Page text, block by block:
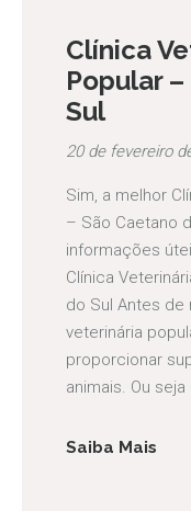
Clínica
Popular
Sul
20 de fevereiro
Sim, a melhor
– São Caetano
informações
Clínica
do Sul Antes de
veterinária
proporcionar
animais. Ou
Saiba Mais